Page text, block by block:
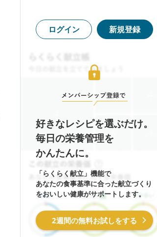
ログイン 新規登録
好きなレシピを選ぶだけ。
毎日の栄養管理を
かんたんに。
「らくらく献立」機能で
あなたの食事基準に合った献立づくり
をおいしい健康がサポートします。
2週間の無料お試しをする